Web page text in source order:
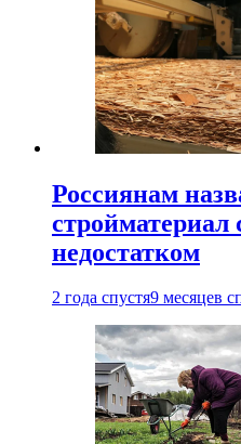
Россиянам
недостатком
2 года спустя9 месяцев